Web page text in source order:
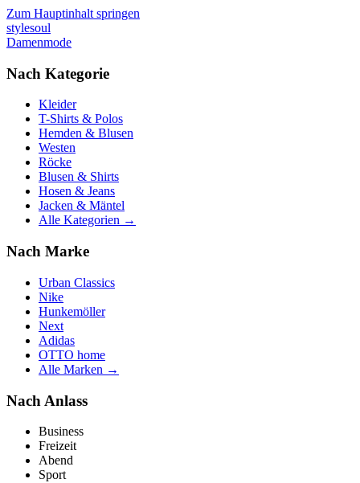
Zum Hauptinhalt springen
stylesoul
Damenmode
Nach Kategorie
Kleider
T-Shirts & Polos
Hemden & Blusen
Westen
Röcke
Blusen & Shirts
Hosen & Jeans
Jacken & Mäntel
Alle Kategorien →
Nach Marke
Urban Classics
Nike
Hunkemöller
Next
Adidas
OTTO home
Alle Marken →
Nach Anlass
Business
Freizeit
Abend
Sport